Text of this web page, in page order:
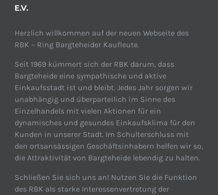
E.V.
Herzlich willkommen auf der neuen Webseite des
RBK – Ring Bargteheider Kaufleute.
Seit 1969 kümmert sich der RBK darum, dass
Bargteheide eine sympathische und aktive
Einkaufsstadt ist und bleibt. Jedes Jahr sorgen wir
unabhängig und überparteilich im Sinne des
Einzelhandels mit vielen Aktionen für ein
dynamisches und gesundes Einkaufsklima für den
Kunden in unserer Stadt. Im Schulterschluss mit
den ortsansässigen Geschäftsinhabern helfen wir so,
die Attraktivität von Bargteheide lebendig zu halten.
Schließen Sie sich uns an! Nutzen Sie die Funktion
des RBK als starke Interessenvertretung der